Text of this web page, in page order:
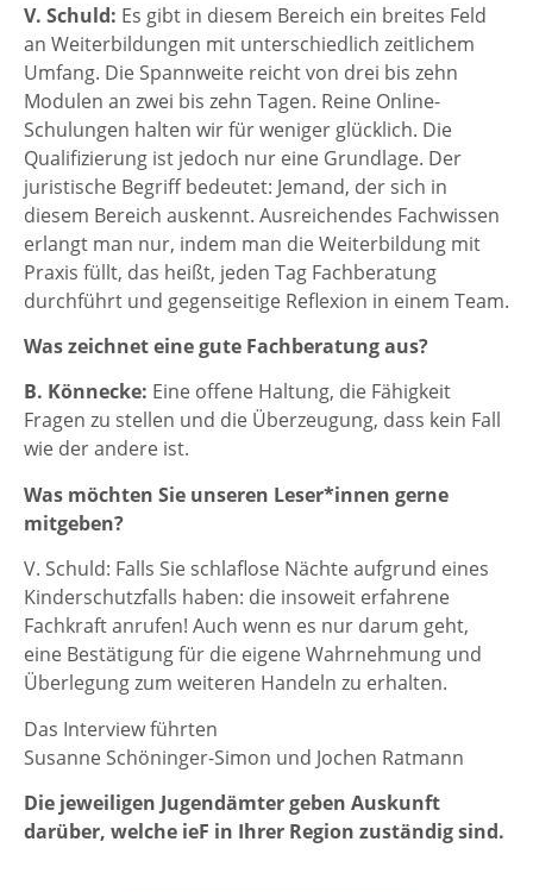
V. Schuld: Es gibt in diesem Bereich ein breites Feld
an Weiterbildungen mit unterschiedlich zeitlichem
Umfang. Die Spannweite reicht von drei bis zehn
Modulen an zwei bis zehn Tagen. Reine Online-
Schulungen halten wir für weniger glücklich. Die
Qualifizierung ist jedoch nur eine Grundlage. Der
juristische Begriff bedeutet: Jemand, der sich in
diesem Bereich auskennt. Ausreichendes Fachwissen
erlangt man nur, indem man die Weiterbildung mit
Praxis füllt, das heißt, jeden Tag Fachberatung
durchführt und gegenseitige Reflexion in einem Team.
Was zeichnet eine gute Fachberatung aus?
B. Könnecke: Eine offene Haltung, die Fähigkeit
Fragen zu stellen und die Überzeugung, dass kein Fall
wie der andere ist.
Was möchten Sie unseren Leser*innen gerne
mitgeben?
V. Schuld: Falls Sie schlaflose Nächte aufgrund eines
Kinderschutzfalls haben: die insoweit erfahrene
Fachkraft anrufen! Auch wenn es nur darum geht,
eine Bestätigung für die eigene Wahrnehmung und
Überlegung zum weiteren Handeln zu erhalten.
Das Interview führten
Susanne Schöninger-Simon und Jochen Ratmann
Die jeweiligen Jugendämter geben Auskunft
darüber, welche ieF in Ihrer Region zuständig sind.